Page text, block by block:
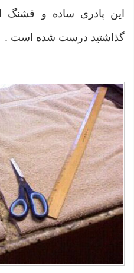
این پادری ساده و قشنگ
گذاشتید درست شده است .